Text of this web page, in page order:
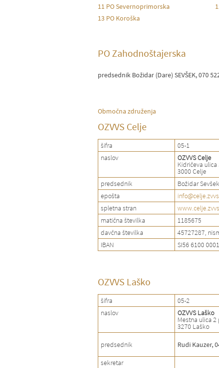
11 PO Severnoprimorska
13 PO Koroška
PO Zahodnoštajerska
predsednik Božidar (Dare) SEVŠEK, 070
Območna združenja
OZVVS Celje
šifra
05-1
naslov
OZVVS Celje
Kidričeva ulica
3000 Celje
predsednik
Božidar
epošta
spletna stran
matična številka
1185675
davčna številka
45727287,
IBAN
SI56 6100
OZVVS Laško
šifra
05-2
naslov
OZVVS Laško
Mestna ulica 2
3270 Laško
predsednik Rudi Kauzer,
sekretar